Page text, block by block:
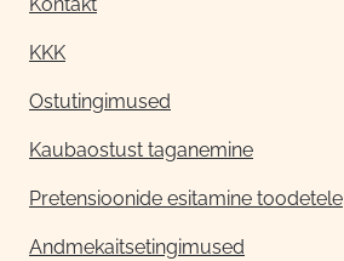
Kontakt
KKK
Ostutingimused
Kaubaostust taganemine
Pretensioonide esitamine toodetele
Andmekaitsetingimused